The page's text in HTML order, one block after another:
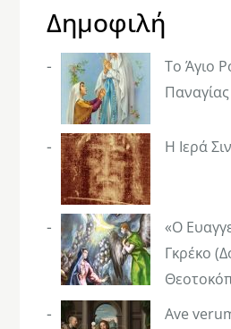
Δημοφιλή
Το Άγιο
Παναγίας
Η Ιερά
«Ο
Γκρέκο
Ave